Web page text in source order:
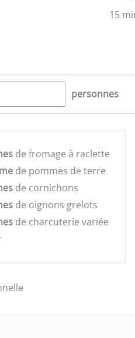
15
personnes
de fromage à raclette
de pommes de terre
de cornichons
de oignons grelots
de charcuterie variée